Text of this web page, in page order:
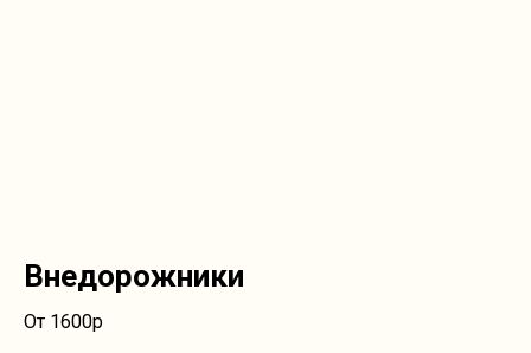
Внедорожники
От 1600р